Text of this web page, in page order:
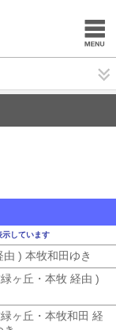
しています
) 本牧和田ゆき
緑ヶ丘・本牧 経由 )
緑ヶ丘・本牧和田 経